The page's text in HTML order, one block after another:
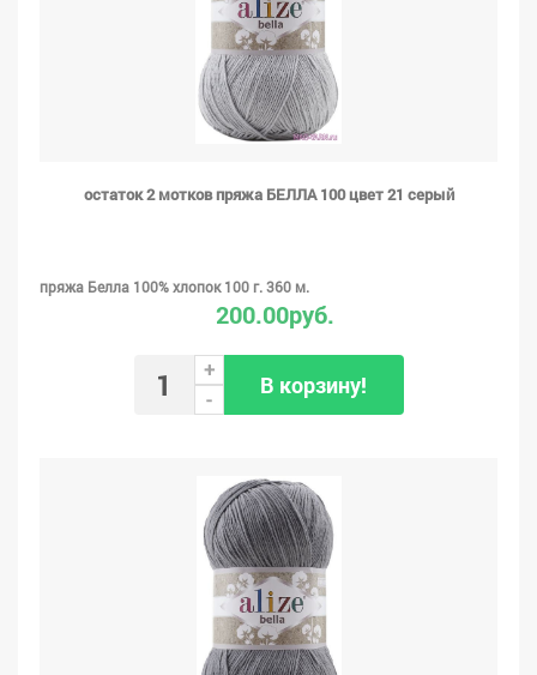
остаток 2 мотков пряжа БЕЛЛА 100 цвет 21 серый
пряжа Белла 100% хлопок 100 г. 360 м.
200.00руб.
+
-
В корзину!